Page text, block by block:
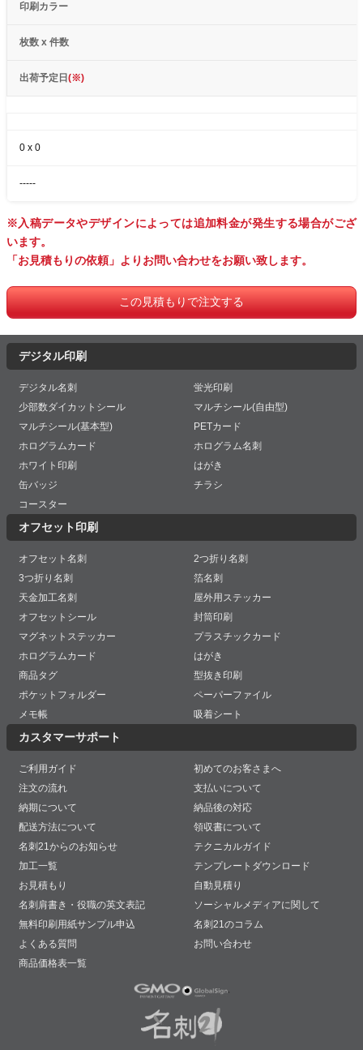
印刷カラー
枚数 x 件数
出荷予定日 (※)
0 x 0
-----
※入稿データやデザインによっては追加料金が発生する場合がござ
います。
「お見積もりの依頼」よりお問い合わせをお願い致します。
デジタル印刷
デジタル名刺
蛍光印刷
少部数ダイカットシール
マルチシール(自由型)
マルチシール(基本型)
PETカード
ホログラムカード
ホログラム名刺
ホワイト印刷
はがき
缶バッジ
チラシ
コースター
オフセット印刷
オフセット名刺
2つ折り名刺
3つ折り名刺
箔名刺
天金加工名刺
屋外用ステッカー
オフセットシール
封筒印刷
マグネットステッカー
プラスチックカード
ホログラムカード
はがき
商品タグ
型抜き印刷
ポケットフォルダー
ペーパーファイル
メモ帳
吸着シート
カスタマーサポート
ご利用ガイド
初めてのお客さまへ
注文の流れ
支払いについて
納期について
納品後の対応
配送方法について
領収書について
名刺21からのお知らせ
テクニカルガイド
加工一覧
テンプレートダウンロード
お見積もり
自動見積り
名刺肩書き・役職の英文表記
ソーシャルメディアに関して
無料印刷用紙サンプル申込
名刺21のコラム
よくある質問
お問い合わせ
商品価格表一覧